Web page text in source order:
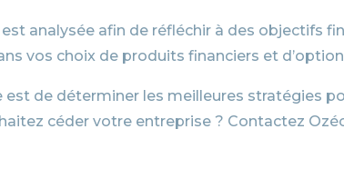
analysée afin de réfléchir à des objectifs
vos choix de produits financiers et
est de déterminer les meilleures stratégies
céder votre entreprise ? Contactez